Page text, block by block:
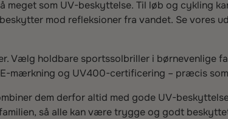
som UV-beskyttelse. Til løb og cykling
mod refleksioner fra vandet. Se vores
Vælg holdbare sportssolbriller i børnevenlige
mærkning og UV400-certificering – præcis
dem derfor altid med gode UV-
så alle kan være trygge og godt